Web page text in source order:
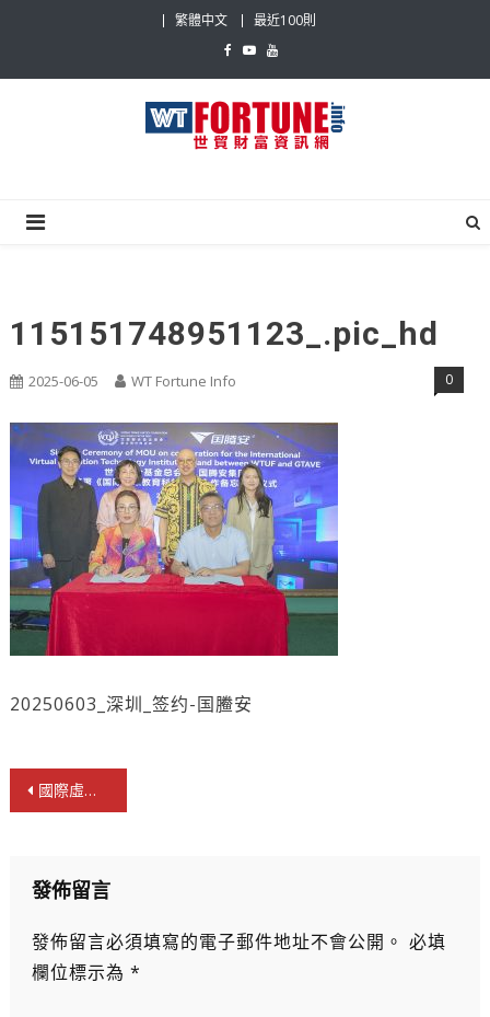
繁體中文 最近100則
115151748951123_.pic_hd
2025-06-05 WT Fortune Info 0
20250603_深圳_签约-国䲢安
文
章
覽
國際虛擬教育科技學院與國騰安展開技術合作
發佈留言
發佈留言必須填寫的電子郵件地址不會公開。 必填
欄位標示為 *